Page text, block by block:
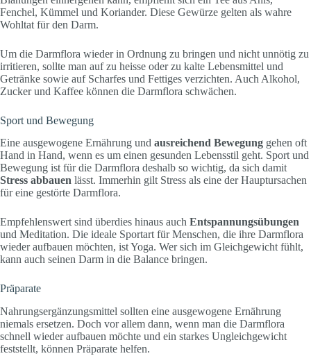
Fenchel, Kümmel und Koriander. Diese Gewürze gelten als wahre
Wohltat für den Darm.
Um die Darmflora wieder in Ordnung zu bringen und nicht unnötig zu
irritieren, sollte man auf zu heisse oder zu kalte Lebensmittel und
Getränke sowie auf Scharfes und Fettiges verzichten. Auch Alkohol,
Zucker und Kaffee können die Darmflora schwächen.
Sport und Bewegung
Eine ausgewogene Ernährung und ausreichend Bewegung gehen oft
Hand in Hand, wenn es um einen gesunden Lebensstil geht. Sport und
Bewegung ist für die Darmflora deshalb so wichtig, da sich damit
Stress abbauen lässt. Immerhin gilt Stress als eine der Hauptursachen
für eine gestörte Darmflora.
Empfehlenswert sind überdies hinaus auch Entspannungsübungen
und Meditation. Die ideale Sportart für Menschen, die ihre Darmflora
wieder aufbauen möchten, ist Yoga. Wer sich im Gleichgewicht fühlt,
kann auch seinen Darm in die Balance bringen.
Präparate
Nahrungsergänzungsmittel sollten eine ausgewogene Ernährung
niemals ersetzen. Doch vor allem dann, wenn man die Darmflora
schnell wieder aufbauen möchte und ein starkes Ungleichgewicht
feststellt, können Präparate helfen.